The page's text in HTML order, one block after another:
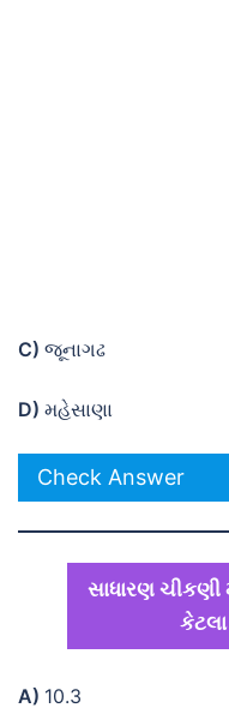
C) જૂનાગઢ
D) મહેસાણા
Check Answer
સાધારણ ચીકણી
A) 10.3